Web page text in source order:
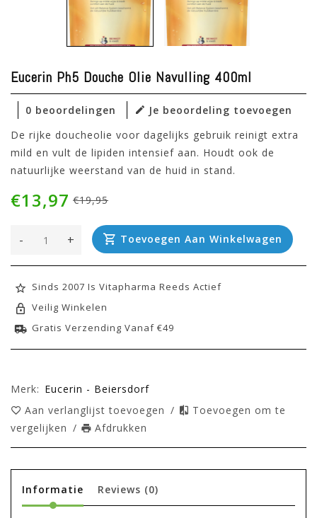
Eucerin Ph5 Douche Olie Navulling 400ml
0 beoordelingen
Je beoordeling toevoegen
De rijke doucheolie voor dagelijks gebruik reinigt extra
mild en vult de lipiden intensief aan. Houdt ook de
natuurlijke weerstand van de huid in stand.
€19,95
€13,97
+
- Toevoegen Aan Winkelwagen
Sinds 2007 Is Vitapharma Reeds Actief
Veilig Winkelen
Gratis Verzending Vanaf €49
Merk: Eucerin - Beiersdorf
Aan verlanglijst toevoegen /
Toevoegen om te
vergelijken / Afdrukken
Informatie Reviews (0)